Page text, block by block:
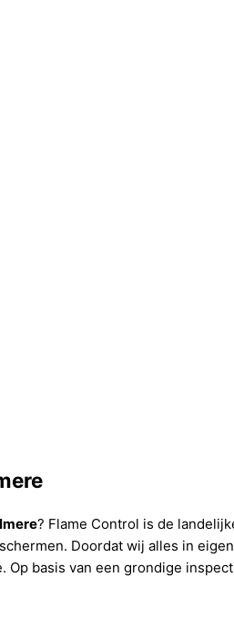
? Flame Control is de
Doordat wij alles in
basis van een grondige